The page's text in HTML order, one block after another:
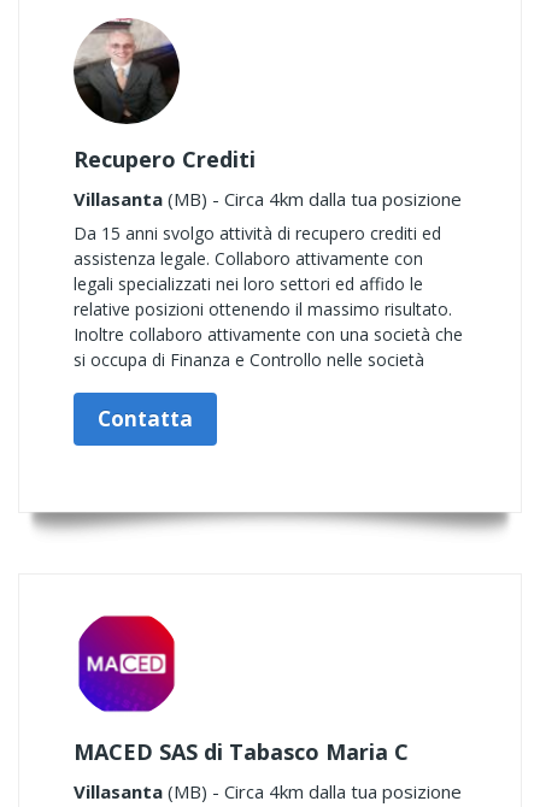
Recupero Crediti
Villasanta (MB) - Circa 4km dalla tua posizione
Da 15 anni svolgo attività di recupero crediti ed
assistenza legale. Collaboro attivamente con
legali specializzati nei loro settori ed affido le
relative posizioni ottenendo il massimo risultato.
Inoltre collaboro attivamente con una società che
si occupa di Finanza e Controllo nelle società
Contatta
MACED SAS di Tabasco Maria C
Villasanta (MB) - Circa 4km dalla tua posizione